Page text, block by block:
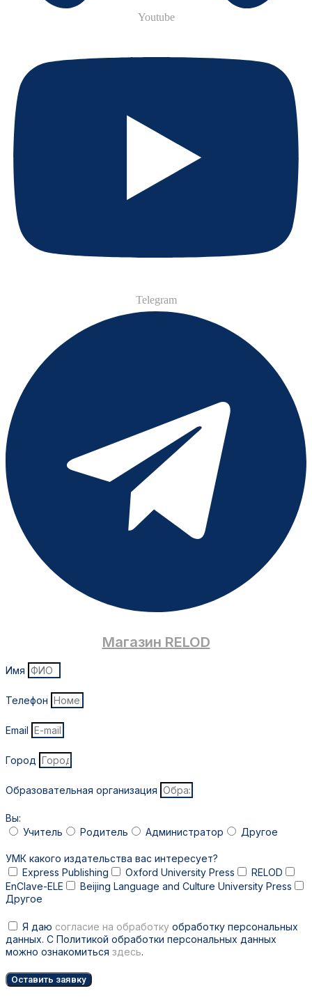
Youtube
Telegram
Магазин RELOD
Имя
Телефон
Email
Город
Образовательная организация
Вы:
Учитель
Родитель Администратор Другое
УМК какого издательства вас интересует?
Express Publishing
Oxford University Press
RELOD
EnClave-ELE
Beijing Language and Culture University Press
Другое
Я даю согласие на обработку обработку персональных
данных. С Политикой обработки персональных данных
можно ознакомиться здесь.
Оставить заявку